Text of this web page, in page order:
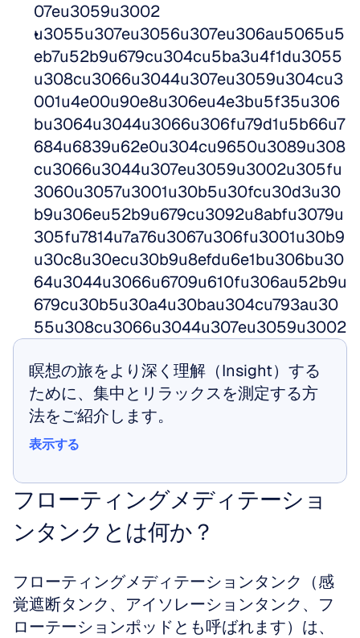
07eu3059u3002
u3055u307eu3056u307eu306au5065u5
eb7u52b9u679cu304cu5ba3u4f1du3055
u308cu3066u3044u307eu3059u304cu3
001u4e00u90e8u306eu4e3bu5f35u306
bu3064u3044u3066u306fu79d1u5b66u7
684u6839u62e0u304cu9650u3089u308
cu3066u3044u307eu3059u3002u305fu
3060u3057u3001u30b5u30fcu30d3u30
b9u306eu52b9u679cu3092u8abfu3079u
305fu7814u7a76u3067u306fu3001u30b9
u30c8u30ecu30b9u8efdu6e1bu306bu30
64u3044u3066u6709u610fu306au52b9u
679cu30b5u30a4u30bau304cu793au30
55u308cu3066u3044u307eu3059u3002
瞑想の旅をより深く理解（Insight）する
ために、集中とリラックスを測定する方
法をご紹介します。
表示する
フローティングメディテーショ
ンタンクとは何か？
フローティングメディテーションタンク（感
覚遮断タンク、アイソレーションタンク、フ
ローテーションポッドとも呼ばれます）は、